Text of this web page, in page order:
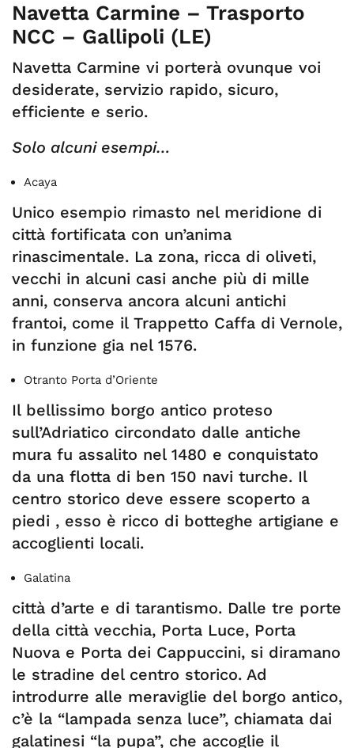
Navetta Carmine – Trasporto
NCC – Gallipoli (LE)
Navetta Carmine vi porterà ovunque voi
desiderate, servizio rapido, sicuro,
efficiente e serio.
Solo alcuni esempi…
Acaya
Unico esempio rimasto nel meridione di
città fortificata con un’anima
rinascimentale. La zona, ricca di oliveti,
vecchi in alcuni casi anche più di mille
anni, conserva ancora alcuni antichi
frantoi, come il Trappetto Caffa di Vernole,
in funzione gia nel 1576.
Otranto Porta d’Oriente
Il bellissimo borgo antico proteso
sull’Adriatico circondato dalle antiche
mura fu assalito nel 1480 e conquistato
da una flotta di ben 150 navi turche. Il
centro storico deve essere scoperto a
piedi , esso è ricco di botteghe artigiane e
accoglienti locali.
Galatina
città d’arte e di tarantismo. Dalle tre porte
della città vecchia, Porta Luce, Porta
Nuova e Porta dei Cappuccini, si diramano
le stradine del centro storico. Ad
introdurre alle meraviglie del borgo antico,
c’è la “lampada senza luce”, chiamata dai
galatinesi “la pupa”, che accoglie il